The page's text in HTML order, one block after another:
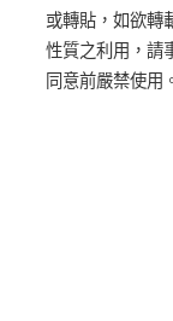
或轉貼，如欲轉
性質之利用，請
同意前嚴禁使用